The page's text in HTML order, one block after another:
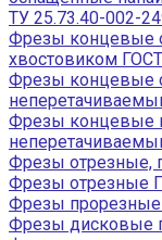
ТУ 25.73.40-002-
Фрезы концевые
хвостовиком
Фрезы концевые
Фрезы концевые
Фрезы отрезные,
Фрезы отрезные
Фрезы прорезные
Фрезы дисковые